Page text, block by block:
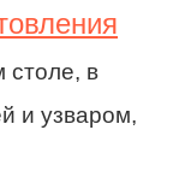
столе, в
и узваром,